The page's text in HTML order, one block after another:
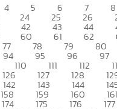
4 5 6 7 8
24 25 26
42 43 44
60 61 62
77 78 79 80
94 95 96 97
110 111 112
126 127 128
142 143 144
158 159 160 161
174 175 176 177